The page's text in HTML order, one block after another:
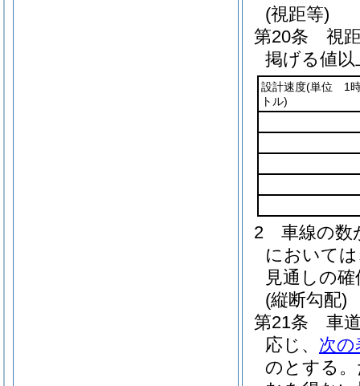
(視距等)
第20条
視
掲げる値
設計速度(単位 1時
トル)
2
車線の数
において
見通しの
(縦断勾配)
第21条
車
応じ、 次の
のとする。